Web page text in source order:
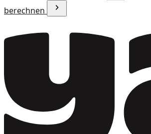
berechnen